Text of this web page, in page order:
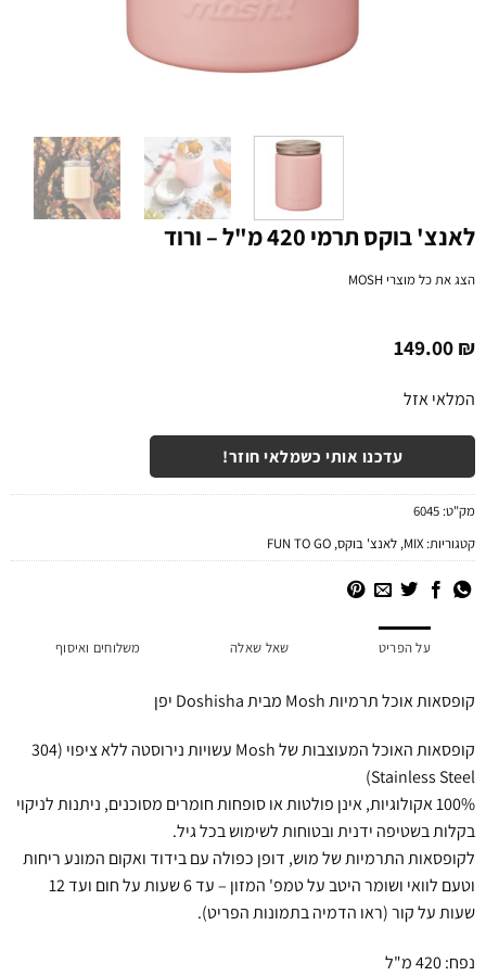
לאנצ' בוקס תרמי 420 מ"ל – ורוד
הצג את כל מוצריMOSH
149.00₪
המלאי אזל
עדכנו אותי כשמלאי חוזר!
מק"ט:6045
קטגוריות:MIX
,לאנצ' בוקס,
FUN TO GO
על הפריט שאל שאלה משלוחים ואיסוף
קופסאות אוכל תרמיות Mosh מבית Doshisha יפן
קופסאות האוכל המעוצבות של Mosh עשויות נירוסטה ללא ציפוי (304
Stainless Steel)
100% אקולוגיות, אינן פולטות או סופחות חומרים מסוכנים, ניתנות לניקוי
בקלות בשטיפה ידנית ובטוחות לשימוש בכל גיל.
לקופסאות התרמיות של מוש, דופן כפולה עם בידוד ואקום המונע ריחות
וטעם לוואי ושומר היטב על טמפ' המזון – עד 6 שעות על חום ועד 12
שעות על קור (ראו הדמיה בתמונות הפריט).
נפח: 420 מ"ל